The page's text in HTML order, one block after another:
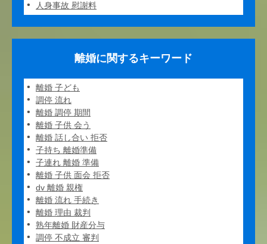
人身事故 慰謝料
離婚に関するキーワード
離婚 子ども
調停 流れ
離婚 調停 期間
離婚 子供 会う
離婚 話し合い 拒否
子持ち 離婚準備
子連れ 離婚 準備
離婚 子供 面会 拒否
dv 離婚 親権
離婚 流れ 手続き
離婚 理由 裁判
熟年離婚 財産分与
調停 不成立 審判